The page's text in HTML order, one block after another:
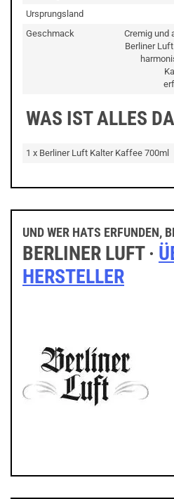
Ursprungsland
Geschmack
Cremig und
Berliner
WAS IST ALLES
1 x Berliner Luft Kalter Kaffee 700ml
UND WER HATS ERFUNDEN,
BERLINER LUFT ·
HERSTELLER